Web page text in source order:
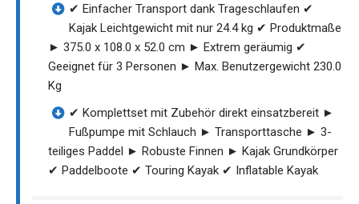
✔ Einfacher Transport dank Trageschlaufen ✔
Kajak Leichtgewicht mit nur 24.4 kg ✔ Produktmaße
► 375.0 x 108.0 x 52.0 cm ► Extrem geräumig ✔
Geeignet für 3 Personen ► Max. Benutzergewicht 230.0
Kg
✔ Komplettset mit Zubehör direkt einsatzbereit ►
Fußpumpe mit Schlauch ► Transporttasche ► 3-
teiliges Paddel ► Robuste Finnen ► Kajak Grundkörper
✔ Paddelboote ✔ Touring Kayak ✔ Inflatable Kayak